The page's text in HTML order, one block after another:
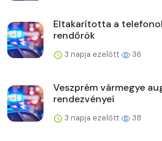
Eltakarította a
rendőrök
3 napja ezelőtt 36
Veszprém vármegye
rendezvényei
3 napja ezelőtt 38